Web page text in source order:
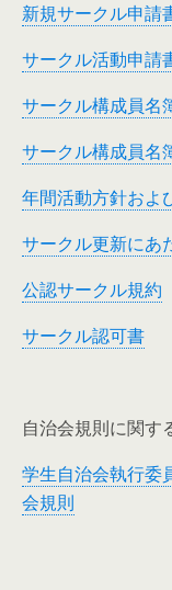
新規サークル申請
サークル活動申請
サークル構成員名
サークル構成員名
年間活動方針およ
サークル更新にあ
公認サークル規約
サークル認可書
自治会規則に関す
学生自治会執行委
会規則